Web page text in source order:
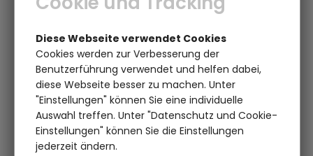
PREIS
Sortieren nach:
Artikel pro Seite:
Diese Webseite verwendet Cookies
Cookies werden zur Verbesserung der
Benutzerführung verwendet und helfen dabei,
diese Webseite besser zu machen. Unter
"Einstellungen" können Sie eine individuelle
Auswahl treffen. Unter "Datenschutz und Cookie-
Einstellungen" können Sie die Einstellungen
jederzeit ändern.